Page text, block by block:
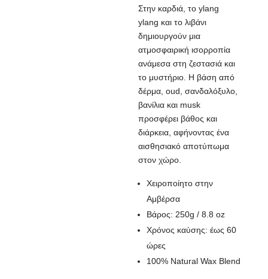
Στην καρδιά, το ylang
ylang και το λιβάνι
δημιουργούν μια
ατμοσφαιρική ισορροπία
ανάμεσα στη ζεστασιά και
το μυστήριο. Η βάση από
δέρμα, oud, σανδαλόξυλο,
βανίλια και musk
προσφέρει βάθος και
διάρκεια, αφήνοντας ένα
αισθησιακό αποτύπωμα
στον χώρο.
Χειροποίητο στην
Αμβέρσα
Βάρος: 250g / 8.8 oz
Χρόνος καύσης: έως 60
ώρες
100% Natural Wax Blend